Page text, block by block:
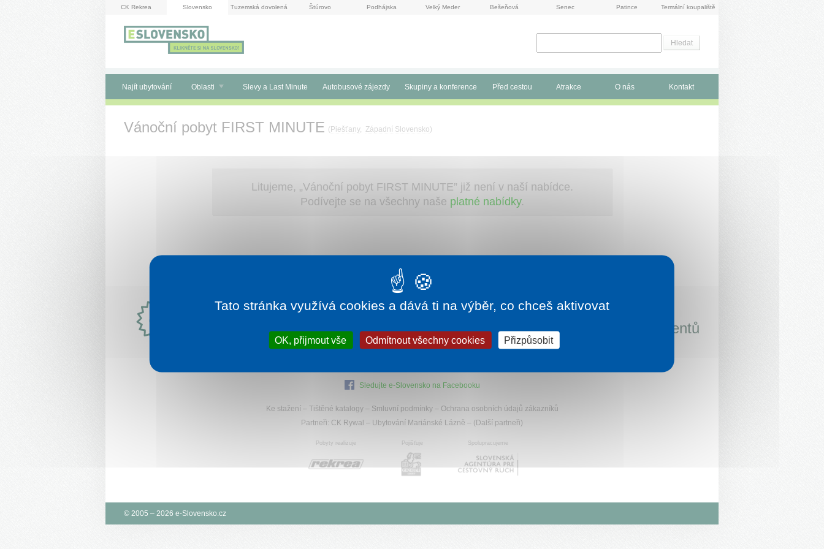
CK Rekrea Slovensko Tuzemská dovolená Štúrovo Podhájska Velký Meder Bešeňová Senec Patince Termální koupaliště
Najít ubytování Oblasti Slevy a Last Minute Autobusové zájezdy Skupiny a konference Před cestou Atrakce O nás Kontakt
Vánoční pobyt FIRST MINUTE ( Piešťany, Západní Slovensko)
Litujeme, „Vánoční pobyt FIRST MINUTE” již není v naší nabídce.
Podívejte se na všechny naše platné nabídky.
Proč
e-
Slovensko.cz?
Nejvýhodnější
ceny zájezdů
Specialisté
na Slovensko
let na trhu
a desetitisíce klientů
Sledujte e-Slovensko na Facebooku
Ke stažení– Tištěné katalogy– Smluvní podmínky– Ochrana osobních údajů zákazníků
Partneři: CK Rywal – Ubytování Mariánské Lázně – (Další partneři)
Pobyty realizuje Pojišťuje Spolupracujeme
© 2005 – 2026 e-Slovensko.cz
Tato stránka využívá cookies a dává ti na výběr, co chceš aktivovat
OK, přijmout vše Odmítnout všechny cookies Přizpůsobit